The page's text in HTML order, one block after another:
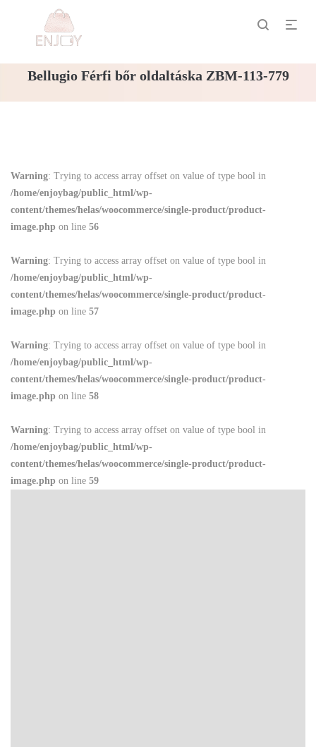
Bellugio Férfi bőr oldaltáska ZBM-113-779
Warning: Trying to access array offset on value of type bool in
/home/enjoybag/public_html/wp-
content/themes/helas/woocommerce/single-product/product-
image.php on line 56
Warning: Trying to access array offset on value of type bool in
/home/enjoybag/public_html/wp-
content/themes/helas/woocommerce/single-product/product-
image.php on line 57
Warning: Trying to access array offset on value of type bool in
/home/enjoybag/public_html/wp-
content/themes/helas/woocommerce/single-product/product-
image.php on line 58
Warning: Trying to access array offset on value of type bool in
/home/enjoybag/public_html/wp-
content/themes/helas/woocommerce/single-product/product-
image.php on line 59